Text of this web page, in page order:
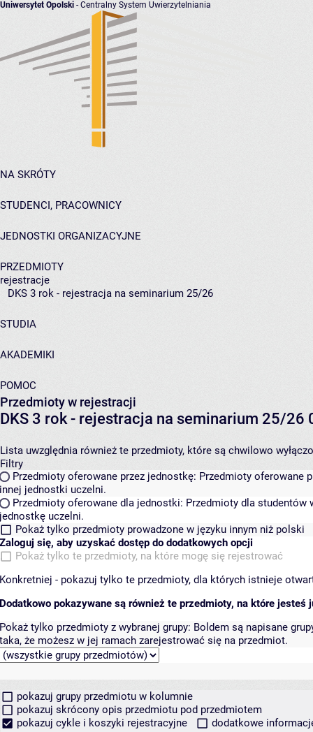
Uniwersytet Opolski - Centralny System Uwierzytelniania
NA SKRÓTY
STUDENCI, PRACOWNICY
JEDNOSTKI ORGANIZACYJNE
PRZEDMIOTY
rejestracje
DKS 3 rok - rejestracja na seminarium 25/26
STUDIA
AKADEMIKI
POMOC
Przedmioty w rejestracji
DKS 3 rok - rejestracja na seminarium 25/26
Lista uwzględnia również te przedmioty, które są chwilowo
Filtry
Przedmioty oferowane przez jednostkę: Przedmioty oferowane
innej jednostki uczelni.
Przedmioty oferowane dla jednostki: Przedmioty dla studentów
jednostkę uczelni.
Pokaż tylko przedmioty prowadzone w języku innym niż polski
Zaloguj się, aby uzyskać dostęp do dodatkowych opcji
Pokaż tylko te przedmioty, na które mogę się rejestrować
Konkretniej - pokazuj tylko te przedmioty, dla których istnieje
Dodatkowo pokazywane są również te przedmioty, na które jesteś
Pokaż tylko przedmioty z wybranej grupy: Boldem są napisane
taka, że możesz w jej ramach zarejestrować się na przedmiot.
pokazuj grupy przedmiotu w kolumnie
pokazuj skrócony opis przedmiotu pod przedmiotem
pokazuj cykle i koszyki rejestracyjne
dodatkowe